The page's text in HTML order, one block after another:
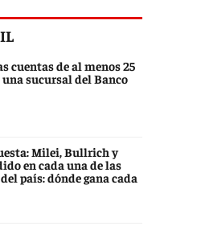
cuentas de al menos 25
sucursal del Banco
Milei, Bullrich y
en cada una de las
país: dónde gana cada